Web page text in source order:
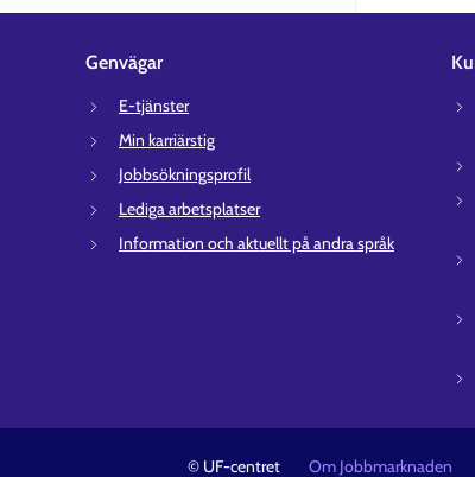
Genvägar
E-tjänster
Min karriärstig
Jobbsökningsprofil
Lediga arbetsplatser
Information och aktuellt på andra språk
© UF-centret Om Jobbmarknaden